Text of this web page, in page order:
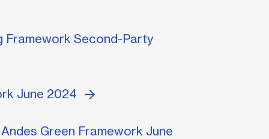
Framework Second-Party
June 2024
Green Framework June